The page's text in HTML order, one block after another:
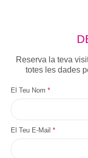
Reserva la teva
totes les dades
El Teu Nom *
El Teu E-Mail *